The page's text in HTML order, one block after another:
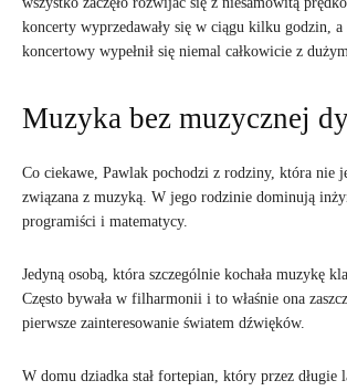
koncerty wyprzedawały się w ciągu kilku godzin, a
koncertowy wypełnił się niemal całkowicie z
Muzyka bez muzycznej
Co ciekawe, Pawlak pochodzi z rodziny, która nie
związana z muzyką. W jego rodzinie dominują
programiści i matematycy.
Jedyną osobą, która szczególnie kochała muzykę
Często bywała w filharmonii i to właśnie ona
pierwsze zainteresowanie światem dźwięków.
W domu dziadka stał fortepian, który przez długie